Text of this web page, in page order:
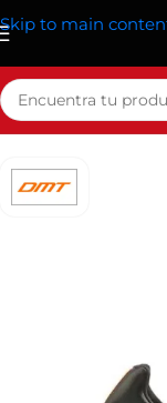
Skip to main
Zapatillas